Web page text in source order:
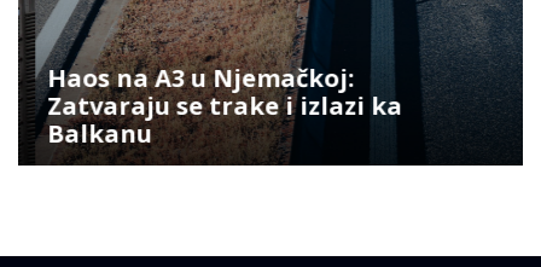
Haos na A3 u Njemačkoj:
Zatvaraju se trake i izlazi ka
Balkanu